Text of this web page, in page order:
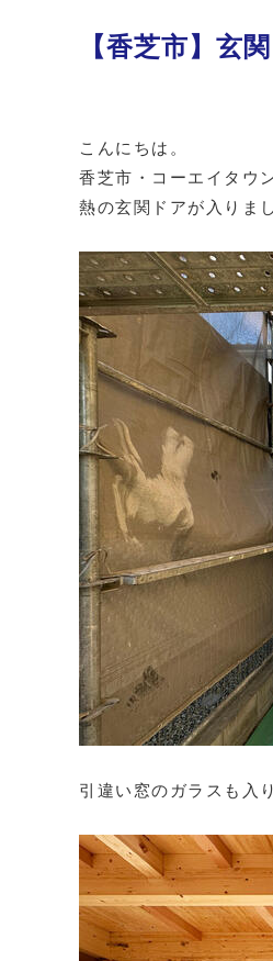
【香芝市】玄
こんにちは。
香芝市・コーエイタウ
熱の玄関ドアが入りま
引違い窓のガラスも入